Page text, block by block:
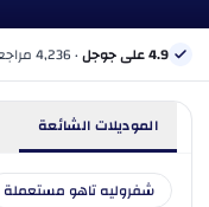
4.9 على جوجل · 4,236 مراجعة
الموديلات الشائعة
شفروليه تاهو مستعملة